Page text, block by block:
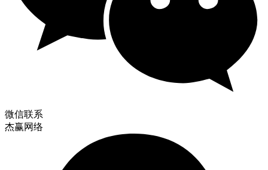
微信联系
杰赢网络